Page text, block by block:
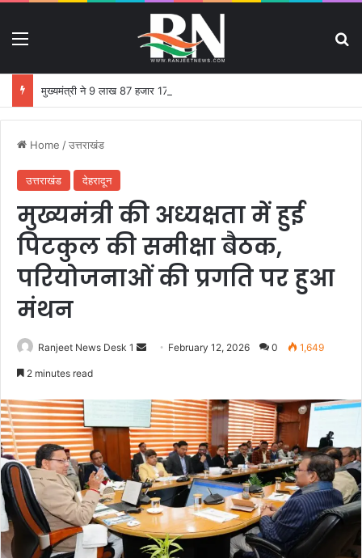
Home /उत्तराखंड
उत्तराखंड देहरादून
मुख्यमंत्री की अध्यक्षता में हुई
पिटकुल की समीक्षा बैठक,
परियोजनाओं की प्रगति पर हुआ
मंथन
Ranjeet News Desk 1
d
a
n
e
m
a
l
February 12, 2026 0 1,649
2 minutes read